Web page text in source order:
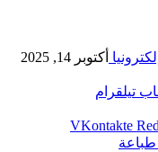
أكتوبر 14, 2025
تيلقرام
طباعة